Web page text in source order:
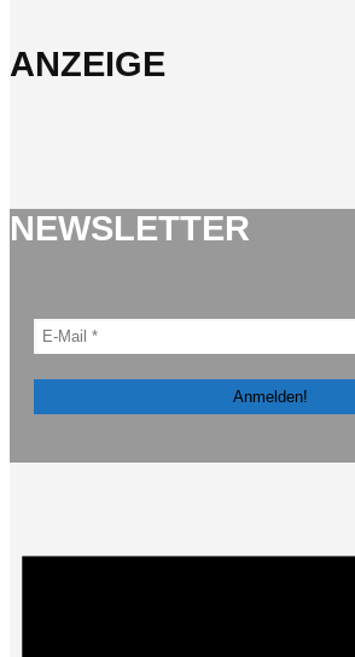
ANZEIGE
NEWSLETTER